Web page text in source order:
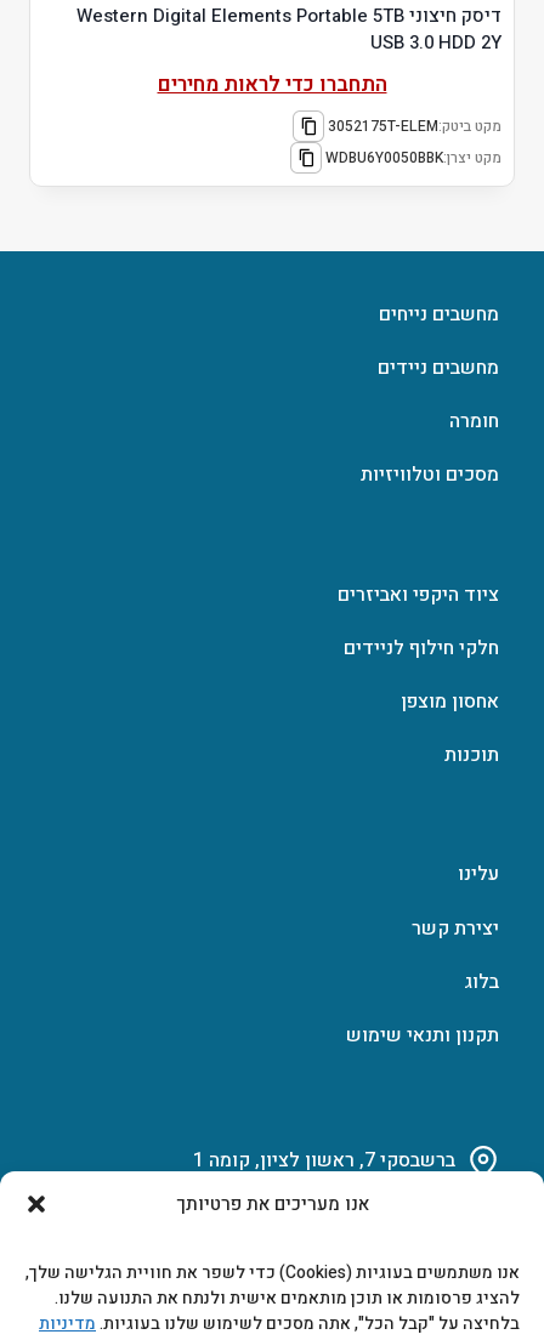
אנו מעריכים את פרטיותך
אנו משתמשים בעוגיות (Cookies) כדי לשפר את חוויית הגלישה שלך,
להציג פרסומות או תוכן מותאמים אישית ולנתח את התנועה שלנו.
בלחיצה על "קבל הכל", אתה מסכים לשימוש שלנו בעוגיות.מדיניות
דיסק חיצוני Western Digital Elements Portable 5TB
USB 3.0 HDD 2Y
התחברו כדי לראות מחירים
מקט ביטק:3052175T-ELEM
מקט יצרן:WDBU6Y0050BBK
מחשבים נייחים
מחשבים ניידים
חומרה
מסכים וטלוויזיות
ציוד היקפי ואביזרים
חלקי חילוף לניידים
אחסון מוצפן
תוכנות
עלינו
יצירת קשר
בלוג
תקנון ותנאי שימוש
ברשבסקי 7, ראשון לציון, קומה 1
marketing@b-tech.co.il